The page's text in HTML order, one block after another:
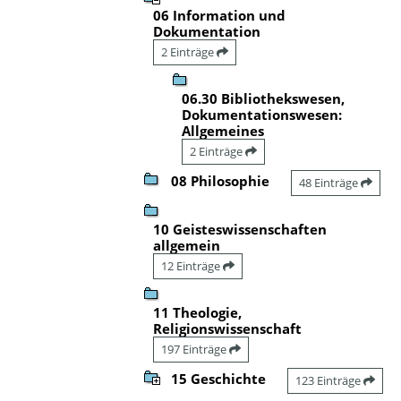
06 Information und
Dokumentation
2 Einträge
06.30 Bibliothekswesen,
Dokumentationswesen:
Allgemeines
2 Einträge
08 Philosophie 48 Einträge
10 Geisteswissenschaften
allgemein
12 Einträge
11 Theologie,
Religionswissenschaft
197 Einträge
15 Geschichte 123 Einträge